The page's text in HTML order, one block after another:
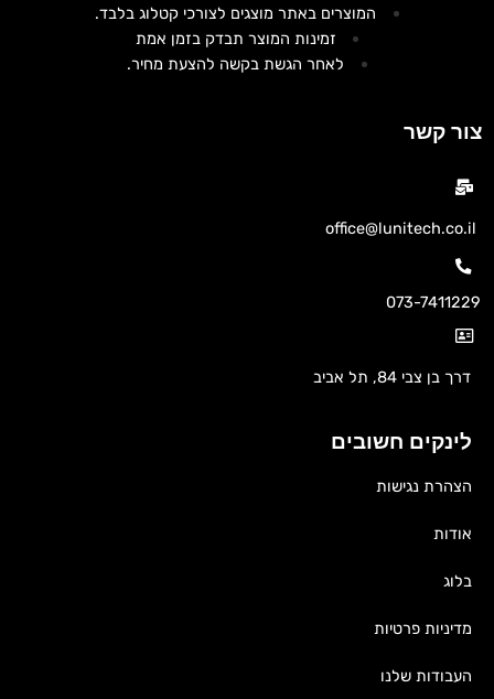
לינקים חשובים
הצהרת נגישות
אודות
בלוג
מדיניות פרטיות
העבודות שלנו
צור קשר
office@lunitech.co.il
073-7411229
דרך בן צבי 84, תל אביב
המוצרים באתר מוצגים לצורכי קטלוג בלבד.
זמינות המוצר תבדק בזמן אמת
לאחר הגשת בקשה להצעת מחיר.